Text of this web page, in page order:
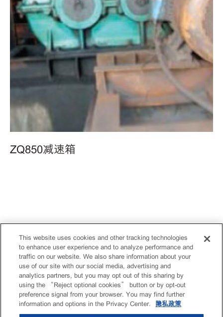
ZQ850减速箱
This website uses cookies and other tracking technologies
to enhance user experience and to analyze performance and
traffic on our website. We also share information about your
use of our site with our social media, advertising and
analytics partners, but you may opt out of this sharing by
using the “Reject optional cookies” button or by opt-out
preference signal from your browser. You may find further
information and options in the Privacy Center.
隐私政策